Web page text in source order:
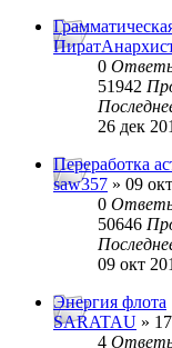
0
51942
26 дек
Переработка
saw357 » 09
0
50646
09 окт
Энергия флота
SARATAU »
4